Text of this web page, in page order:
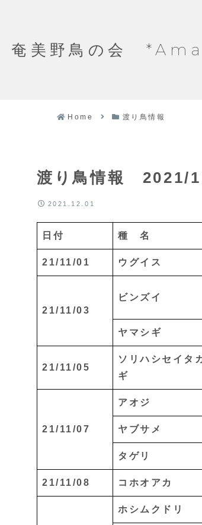
奄美野鳥の会
Home 渡り鳥情報
渡り鳥情報 2021/
2021.12.01
日付 種 名
21/11/01 ウグイス
21/11/03
ビンズイ
ヤマシギ
21/11/05
ソリハシセイタ
ギ
21/11/07
アオジ
ヤブサメ
タゲリ
21/11/08 コホオアカ
ホシムクドリ